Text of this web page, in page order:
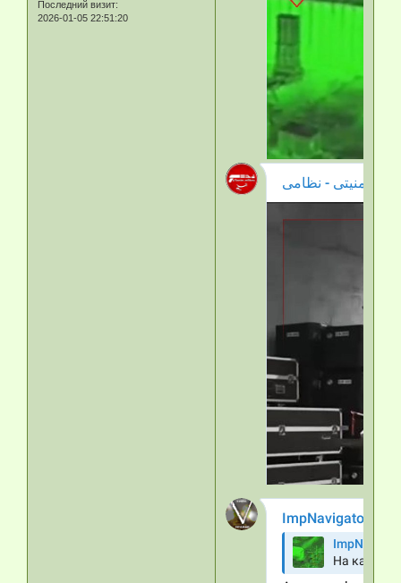
Последний визит:
2026-01-05 22:51:20